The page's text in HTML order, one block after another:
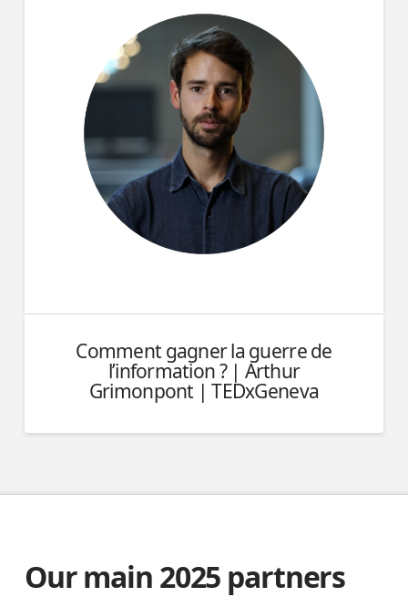
Comment gagner la guerre de
l’information ? | Arthur
Grimonpont | TEDxGeneva
Our main 2025 partners